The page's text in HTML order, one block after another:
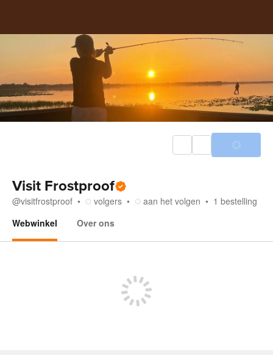
Visit Frostproof
@visitfrostproof volgers aan het volgen 1 bestelling
Webwinkel
Over ons